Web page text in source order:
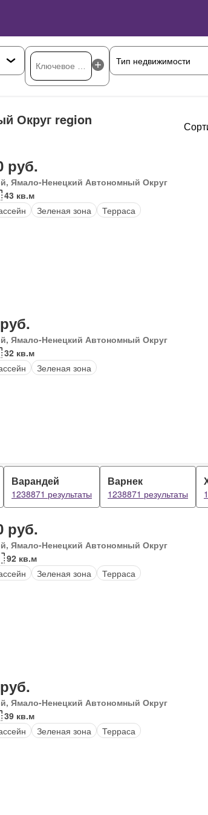
Округ region
руб.
Ямало-Ненецкий Автономный Округ
43 кв.м
Зеленая зона Терраса
Ямало-Ненецкий Автономный Округ
32 кв.м
Зеленая зона
Варандей
1238871 результаты
Варнек
1238871 результаты
руб.
Ямало-Ненецкий Автономный Округ
92 кв.м
Зеленая зона Терраса
Ямало-Ненецкий Автономный Округ
39 кв.м
Зеленая зона Терраса